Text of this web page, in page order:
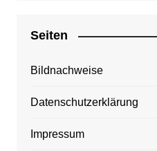
Seiten
Bildnachweise
Datenschutzerklärung
Impressum